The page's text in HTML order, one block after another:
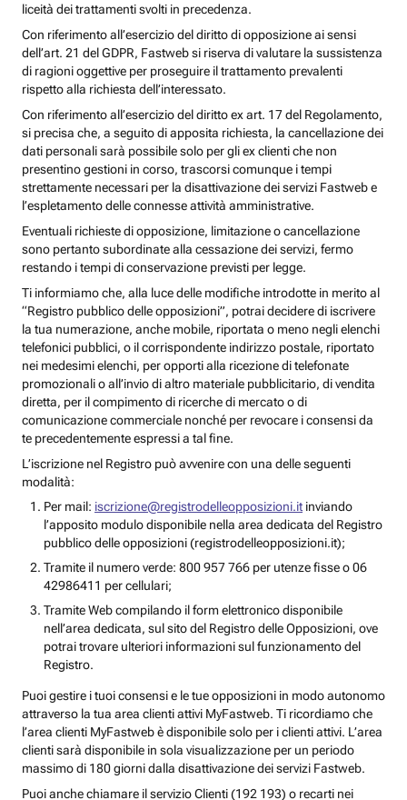
liceità dei trattamenti svolti in precedenza.
Con riferimento all’esercizio del diritto di opposizione ai sensi
dell’art. 21 del GDPR, Fastweb si riserva di valutare la sussistenza
di ragioni oggettive per proseguire il trattamento prevalenti
rispetto alla richiesta dell’interessato.
Con riferimento all’esercizio del diritto ex art. 17 del Regolamento,
si precisa che, a seguito di apposita richiesta, la cancellazione dei
dati personali sarà possibile solo per gli ex clienti che non
presentino gestioni in corso, trascorsi comunque i tempi
strettamente necessari per la disattivazione dei servizi Fastweb e
l’espletamento delle connesse attività amministrative.
Eventuali richieste di opposizione, limitazione o cancellazione
sono pertanto subordinate alla cessazione dei servizi, fermo
restando i tempi di conservazione previsti per legge.
Ti informiamo che, alla luce delle modifiche introdotte in merito al
“Registro pubblico delle opposizioni”, potrai decidere di iscrivere
la tua numerazione, anche mobile, riportata o meno negli elenchi
telefonici pubblici, o il corrispondente indirizzo postale, riportato
nei medesimi elenchi, per opporti alla ricezione di telefonate
promozionali o all’invio di altro materiale pubblicitario, di vendita
diretta, per il compimento di ricerche di mercato o di
comunicazione commerciale nonché per revocare i consensi da
te precedentemente espressi a tal fine.
L’iscrizione nel Registro può avvenire con una delle seguenti
modalità:
Per mail: iscrizione@registrodelleopposizioni.it inviando
l’apposito modulo disponibile nella area dedicata del Registro
pubblico delle opposizioni (registrodelleopposizioni.it);
Tramite il numero verde: 800 957 766 per utenze fisse o 06
42986411 per cellulari;
Tramite Web compilando il form elettronico disponibile
nell’area dedicata, sul sito del Registro delle Opposizioni, ove
potrai trovare ulteriori informazioni sul funzionamento del
Registro.
Puoi gestire i tuoi consensi e le tue opposizioni in modo autonomo
attraverso la tua area clienti attivi MyFastweb. Ti ricordiamo che
l’area clienti MyFastweb è disponibile solo per i clienti attivi. L’area
clienti sarà disponibile in sola visualizzazione per un periodo
massimo di 180 giorni dalla disattivazione dei servizi Fastweb.
Puoi anche chiamare il servizio Clienti (192 193) o recarti nei